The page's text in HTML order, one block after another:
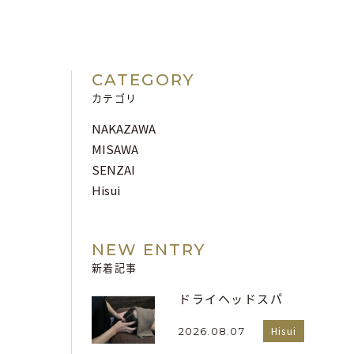
CATEGORY
カテゴリ
NAKAZAWA
MISAWA
SENZAI
Hisui
NEW ENTRY
新着記事
ドライヘッドスパ
2026.08.07 Hisui